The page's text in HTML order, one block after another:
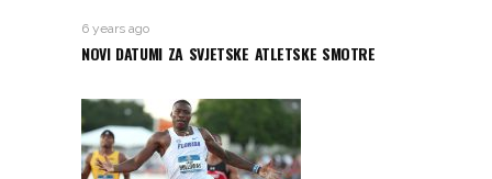
6 years ago
NOVI DATUMI ZA SVJETSKE ATLETSKE SMOTRE